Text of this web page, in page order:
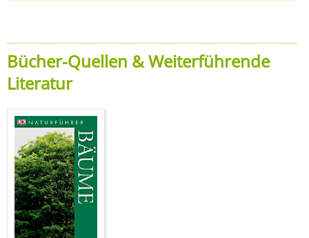
Bücher-Quellen & Weiterführende
Literatur